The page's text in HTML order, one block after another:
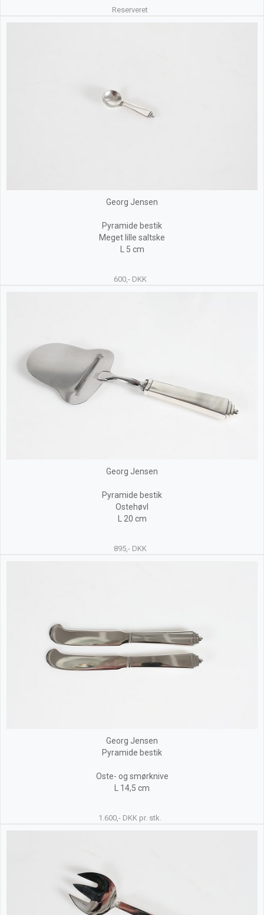
Reserveret
Georg Jensen
Pyramide bestik
Meget lille saltske
L 5 cm
600,- DKK
Georg Jensen
Pyramide bestik
Ostehøvl
L 20 cm
895,- DKK
Georg Jensen
Pyramide bestik
Oste- og smørknive
L 14,5 cm
1.600,- DKK pr. stk.